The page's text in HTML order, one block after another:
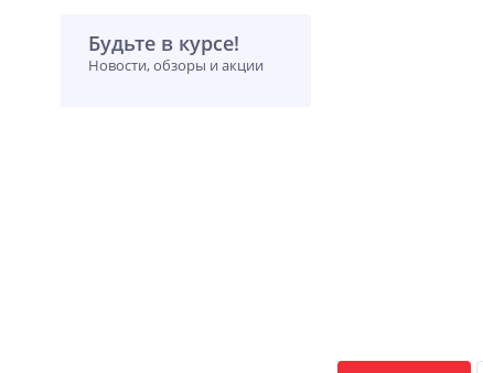
Будьте в курсе!
Новости, обзоры и акции